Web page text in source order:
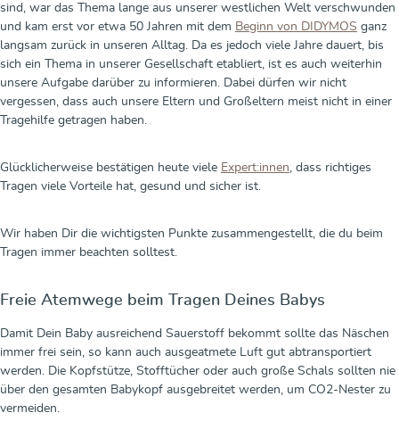
sind, war das Thema lange aus unserer westlichen Welt verschwunden
und kam erst vor etwa 50 Jahren mit dem Beginn von DIDYMOS ganz
langsam zurück in unseren Alltag. Da es jedoch viele Jahre dauert, bis
sich ein Thema in unserer Gesellschaft etabliert, ist es auch weiterhin
unsere Aufgabe darüber zu informieren. Dabei dürfen wir nicht
vergessen, dass auch unsere Eltern und Großeltern meist nicht in einer
Tragehilfe getragen haben.
Glücklicherweise bestätigen heute viele Expert:innen , dass richtiges
Tragen viele Vorteile hat, gesund und sicher ist.
Wir haben Dir die wichtigsten Punkte zusammengestellt, die du beim
Tragen immer beachten solltest.
Freie Atemwege beim Tragen Deines Babys
Damit Dein Baby ausreichend Sauerstoff bekommt sollte das Näschen
immer frei sein, so kann auch ausgeatmete Luft gut abtransportiert
werden. Die Kopfstütze, Stofftücher oder auch große Schals sollten nie
über den gesamten Babykopf ausgebreitet werden, um CO2-Nester zu
vermeiden.